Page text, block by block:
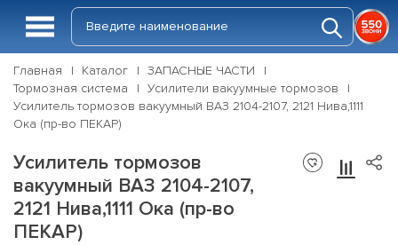
Главная Каталог
ЗАПАСНЫЕ ЧАСТИ
Тормозная система
Усилители вакуумные тормозов
Усилитель тормозов вакуумный ВАЗ 2104-2107, 2121 Нива,1111
Ока (пр-во ПЕКАР)
Усилитель тормозов
вакуумный ВАЗ 2104-2107,
2121 Нива,1111 Ока (пр-во
ПЕКАР)